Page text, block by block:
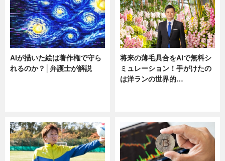
AIが描いた絵は著作権で守ら
れるのか？│弁護士が解説
将来の薄毛具合をAIで無料シ
ミュレーション！手がけたの
は洋ランの世界的…